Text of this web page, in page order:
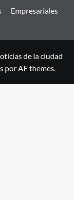
Empresariales
de la ciudad
por AF themes.